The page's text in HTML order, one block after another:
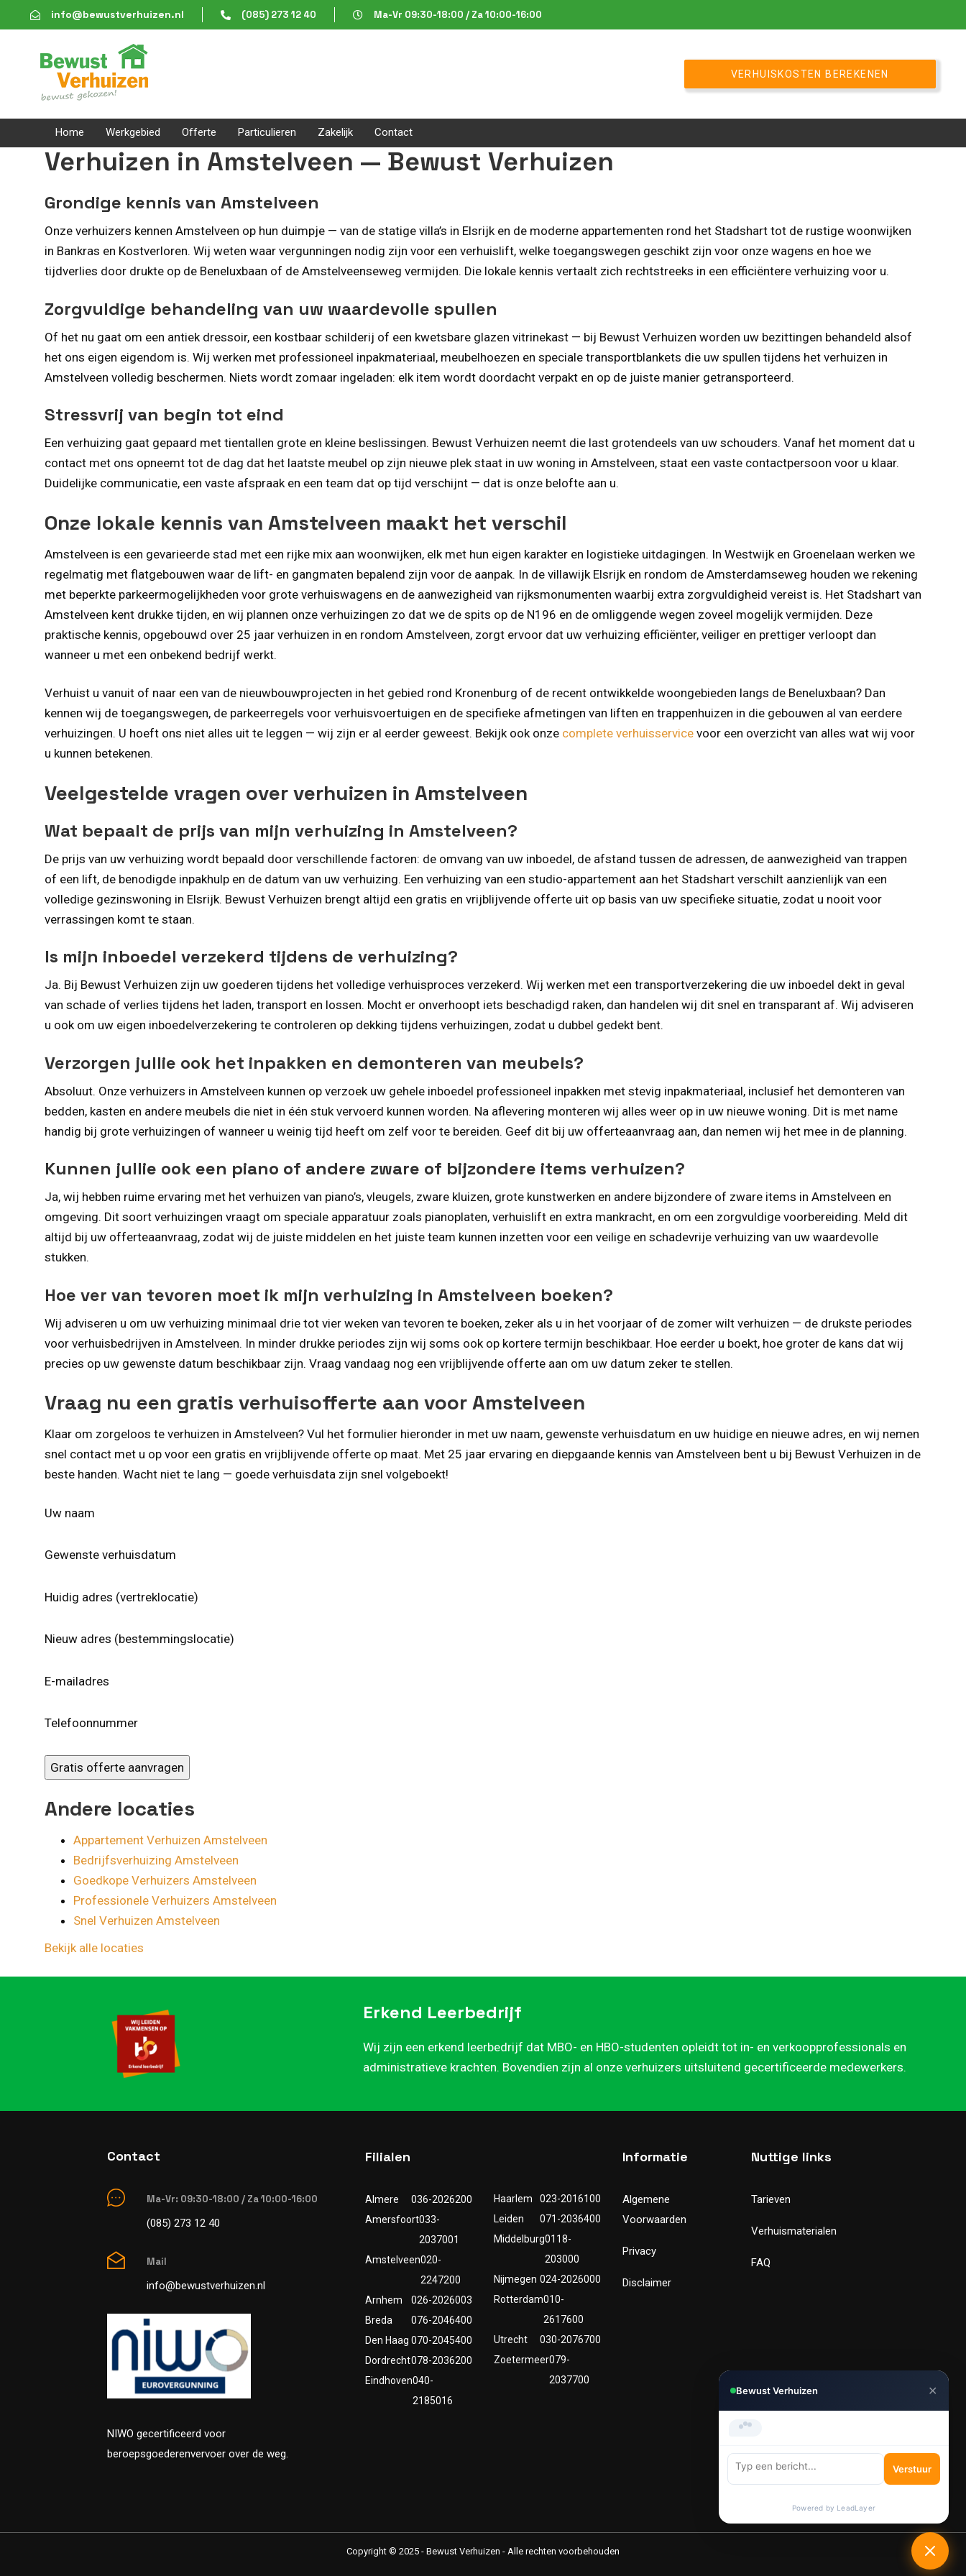
links
to
content
info@bewustverhuizen.nl (085) 273 12 40 Ma-Vr 09:30-18:00 / Za 10:00-16:00
VERHUISKOSTEN BEREKENEN
Home Werkgebied Offerte Particulieren Zakelijk Contact
Verhuizen in Amstelveen — Bewust Verhuizen
Grondige kennis van Amstelveen
Onze verhuizers kennen Amstelveen op hun duimpje — van de statige villa’s in Elsrijk en de moderne appartementen rond het Stadshart tot de rustige woonwijken
in Bankras en Kostverloren. Wij weten waar vergunningen nodig zijn voor een verhuislift, welke toegangswegen geschikt zijn voor onze wagens en hoe we
tijdverlies door drukte op de Beneluxbaan of de Amstelveenseweg vermijden. Die lokale kennis vertaalt zich rechtstreeks in een efficiëntere verhuizing voor u.
Zorgvuldige behandeling van uw waardevolle spullen
Of het nu gaat om een antiek dressoir, een kostbaar schilderij of een kwetsbare glazen vitrinekast — bij Bewust Verhuizen worden uw bezittingen behandeld alsof
het ons eigen eigendom is. Wij werken met professioneel inpakmateriaal, meubelhoezen en speciale transportblankets die uw spullen tijdens het verhuizen in
Amstelveen volledig beschermen. Niets wordt zomaar ingeladen: elk item wordt doordacht verpakt en op de juiste manier getransporteerd.
Stressvrij van begin tot eind
Een verhuizing gaat gepaard met tientallen grote en kleine beslissingen. Bewust Verhuizen neemt die last grotendeels van uw schouders. Vanaf het moment dat u
contact met ons opneemt tot de dag dat het laatste meubel op zijn nieuwe plek staat in uw woning in Amstelveen, staat een vaste contactpersoon voor u klaar.
Duidelijke communicatie, een vaste afspraak en een team dat op tijd verschijnt — dat is onze belofte aan u.
Onze lokale kennis van Amstelveen maakt het verschil
Amstelveen is een gevarieerde stad met een rijke mix aan woonwijken, elk met hun eigen karakter en logistieke uitdagingen. In Westwijk en Groenelaan werken we
regelmatig met flatgebouwen waar de lift- en gangmaten bepalend zijn voor de aanpak. In de villawijk Elsrijk en rondom de Amsterdamseweg houden we rekening
met beperkte parkeermogelijkheden voor grote verhuiswagens en de aanwezigheid van rijksmonumenten waarbij extra zorgvuldigheid vereist is. Het Stadshart van
Amstelveen kent drukke tijden, en wij plannen onze verhuizingen zo dat we de spits op de N196 en de omliggende wegen zoveel mogelijk vermijden. Deze
praktische kennis, opgebouwd over 25 jaar verhuizen in en rondom Amstelveen, zorgt ervoor dat uw verhuizing efficiënter, veiliger en prettiger verloopt dan
wanneer u met een onbekend bedrijf werkt.
Verhuist u vanuit of naar een van de nieuwbouwprojecten in het gebied rond Kronenburg of de recent ontwikkelde woongebieden langs de Beneluxbaan? Dan
kennen wij de toegangswegen, de parkeerregels voor verhuisvoertuigen en de specifieke afmetingen van liften en trappenhuizen in die gebouwen al van eerdere
verhuizingen. U hoeft ons niet alles uit te leggen — wij zijn er al eerder geweest. Bekijk ook onze complete verhuisservice voor een overzicht van alles wat wij voor
u kunnen betekenen.
Veelgestelde vragen over verhuizen in Amstelveen
Wat bepaalt de prijs van mijn verhuizing in Amstelveen?
De prijs van uw verhuizing wordt bepaald door verschillende factoren: de omvang van uw inboedel, de afstand tussen de adressen, de aanwezigheid van trappen
of een lift, de benodigde inpakhulp en de datum van uw verhuizing. Een verhuizing van een studio-appartement aan het Stadshart verschilt aanzienlijk van een
volledige gezinswoning in Elsrijk. Bewust Verhuizen brengt altijd een gratis en vrijblijvende offerte uit op basis van uw specifieke situatie, zodat u nooit voor
verrassingen komt te staan.
Is mijn inboedel verzekerd tijdens de verhuizing?
Ja. Bij Bewust Verhuizen zijn uw goederen tijdens het volledige verhuisproces verzekerd. Wij werken met een transportverzekering die uw inboedel dekt in geval
van schade of verlies tijdens het laden, transport en lossen. Mocht er onverhoopt iets beschadigd raken, dan handelen wij dit snel en transparant af. Wij adviseren
u ook om uw eigen inboedelverzekering te controleren op dekking tijdens verhuizingen, zodat u dubbel gedekt bent.
Verzorgen jullie ook het inpakken en demonteren van meubels?
Absoluut. Onze verhuizers in Amstelveen kunnen op verzoek uw gehele inboedel professioneel inpakken met stevig inpakmateriaal, inclusief het demonteren van
bedden, kasten en andere meubels die niet in één stuk vervoerd kunnen worden. Na aflevering monteren wij alles weer op in uw nieuwe woning. Dit is met name
handig bij grote verhuizingen of wanneer u weinig tijd heeft om zelf voor te bereiden. Geef dit bij uw offerteaanvraag aan, dan nemen wij het mee in de planning.
Kunnen jullie ook een piano of andere zware of bijzondere items verhuizen?
Ja, wij hebben ruime ervaring met het verhuizen van piano’s, vleugels, zware kluizen, grote kunstwerken en andere bijzondere of zware items in Amstelveen en
omgeving. Dit soort verhuizingen vraagt om speciale apparatuur zoals pianoplaten, verhuislift en extra mankracht, en om een zorgvuldige voorbereiding. Meld dit
altijd bij uw offerteaanvraag, zodat wij de juiste middelen en het juiste team kunnen inzetten voor een veilige en schadevrije verhuizing van uw waardevolle
stukken.
Hoe ver van tevoren moet ik mijn verhuizing in Amstelveen boeken?
Wij adviseren u om uw verhuizing minimaal drie tot vier weken van tevoren te boeken, zeker als u in het voorjaar of de zomer wilt verhuizen — de drukste periodes
voor verhuisbedrijven in Amstelveen. In minder drukke periodes zijn wij soms ook op kortere termijn beschikbaar. Hoe eerder u boekt, hoe groter de kans dat wij
precies op uw gewenste datum beschikbaar zijn. Vraag vandaag nog een vrijblijvende offerte aan om uw datum zeker te stellen.
Vraag nu een gratis verhuisofferte aan voor Amstelveen
Klaar om zorgeloos te verhuizen in Amstelveen? Vul het formulier hieronder in met uw naam, gewenste verhuisdatum en uw huidige en nieuwe adres, en wij nemen
snel contact met u op voor een gratis en vrijblijvende offerte op maat. Met 25 jaar ervaring en diepgaande kennis van Amstelveen bent u bij Bewust Verhuizen in de
beste handen. Wacht niet te lang — goede verhuisdata zijn snel volgeboekt!
Uw naam
Gewenste verhuisdatum
Huidig adres (vertreklocatie)
Nieuw adres (bestemmingslocatie)
E-mailadres
Telefoonnummer
Gratis offerte aanvragen
Andere locaties
Appartement Verhuizen Amstelveen
Bedrijfsverhuizing Amstelveen
Goedkope Verhuizers Amstelveen
Professionele Verhuizers Amstelveen
Snel Verhuizen Amstelveen
Bekijk alle locaties
Erkend Leerbedrijf
Wij zijn een erkend leerbedrijf dat MBO- en HBO-studenten opleidt tot in- en verkoopprofessionals en
administratieve krachten. Bovendien zijn al onze verhuizers uitsluitend gecertificeerde medewerkers.
Contact
Ma-Vr: 09:30-18:00 / Za 10:00-16:00
(085) 273 12 40
Mail
info@bewustverhuizen.nl
NIWO gecertificeerd voor
beroepsgoederenvervoer over de weg.
Filialen
Almere
036-2026200
Amersfoort033-
2037001
Amstelveen020-
2247200
Arnhem
026-2026003
Breda
076-2046400
Den Haag 070-2045400
Dordrecht078-2036200
Eindhoven040-
2185016
Haarlem
023-2016100
Leiden
071-2036400
Middelburg0118-
203000
Nijmegen 024-2026000
Rotterdam010-
2617600
Utrecht
030-2076700
Zoetermeer079-
2037700
Informatie
Algemene
Voorwaarden
Privacy
Disclaimer
Nuttige links
Tarieven
Verhuismaterialen
FAQ
Copyright © 2025 - Bewust Verhuizen - Alle rechten voorbehouden
✕
Hi, Kunnen we je helpen met
verhuizen?
Verstuur
Powered by LeadLayer